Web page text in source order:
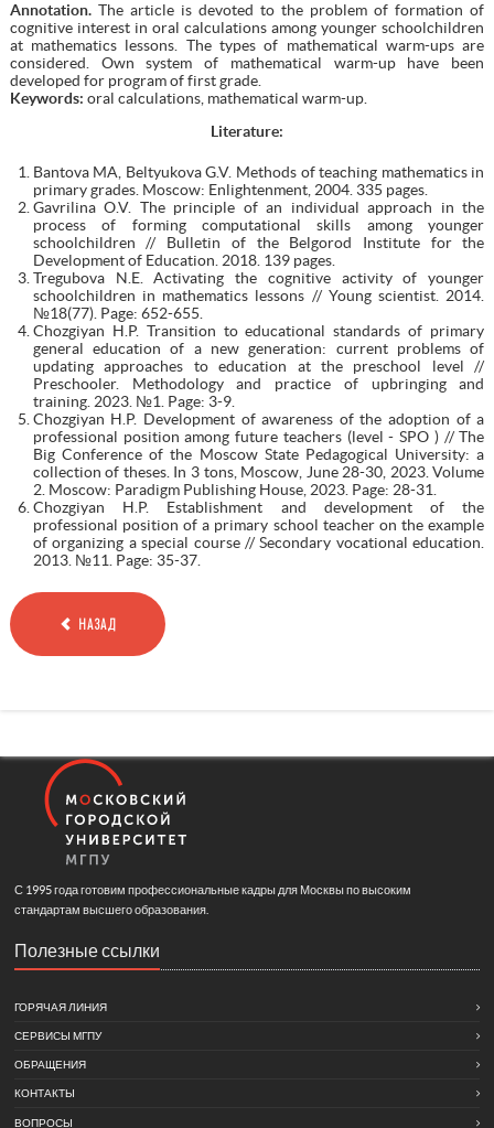
Annotation.The article is devoted to the problem of formation of
cognitive interest in oral calculations among younger schoolchildren
at mathematics lessons. The types of mathematical warm-ups are
considered. Own system of mathematical warm-up have been
developed for program of first grade.
Keywords: oral calculations, mathematical warm-up.
Literature:
Bantova MA, Beltyukova G.V. Methods of teaching mathematics in
primary grades. Moscow: Enlightenment, 2004. 335 pages.
Gavrilina O.V. The principle of an individual approach in the
process of forming computational skills among younger
schoolchildren // Bulletin of the Belgorod Institute for the
Development of Education. 2018. 139 pages.
Tregubova N.E. Activating the cognitive activity of younger
schoolchildren in mathematics lessons // Young scientist. 2014.
№18(77). Page: 652-655.
Chozgiyan H.P. Transition to educational standards of primary
general education of a new generation: current problems of
updating approaches to education at the preschool level //
Preschooler. Methodology and practice of upbringing and
training. 2023. №1. Page: 3-9.
Chozgiyan H.P. Development of awareness of the adoption of a
professional position among future teachers (level - SPO ) // The
Big Conference of the Moscow State Pedagogical University: a
collection of theses. In 3 tons, Moscow, June 28-30, 2023. Volume
2. Moscow: Paradigm Publishing House, 2023. Page: 28-31.
Chozgiyan H.P. Establishment and development of the
professional position of a primary school teacher on the example
of organizing a special course // Secondary vocational education.
2013. №11. Page: 35-37.
НАЗАД
С 1995 года готовим профессиональные кадры для Москвы по высоким
стандартам высшего образования.
Полезные ссылки
ГОРЯЧАЯ ЛИНИЯ
СЕРВИСЫ МГПУ
ОБРАЩЕНИЯ
КОНТАКТЫ
ВОПРОСЫ